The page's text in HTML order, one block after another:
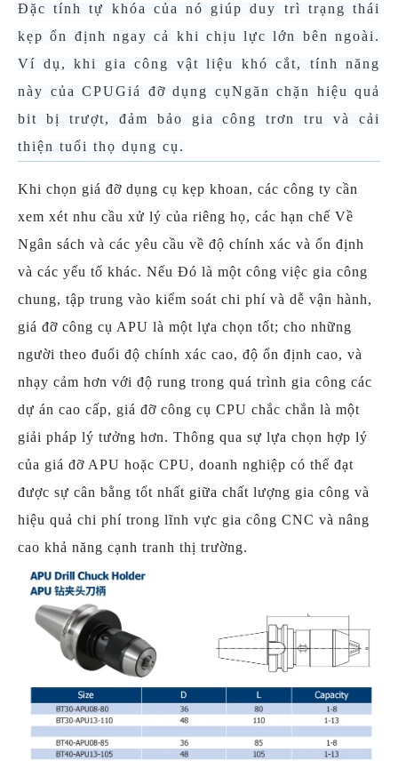
Đặc tính tự khóa của nó giúp duy trì trạng thái
kẹp ổn định ngay cả khi chịu lực lớn bên ngoài.
Ví dụ, khi gia công vật liệu khó cắt, tính năng
này của CPUGiá đỡ dụng cụNgăn chặn hiệu quả
bit bị trượt, đảm bảo gia công trơn tru và cải
thiện tuổi thọ dụng cụ.
Khi chọn giá đỡ dụng cụ kẹp khoan, các công ty cần
xem xét nhu cầu xử lý của riêng họ, các hạn chế Về
Ngân sách và các yêu cầu về độ chính xác và ổn định
và các yếu tố khác. Nếu Đó là một công việc gia công
chung, tập trung vào kiểm soát chi phí và dễ vận hành,
giá đỡ công cụ APU là một lựa chọn tốt; cho những
người theo đuổi độ chính xác cao, độ ổn định cao, và
nhạy cảm hơn với độ rung trong quá trình gia công các
dự án cao cấp, giá đỡ công cụ CPU chắc chắn là một
giải pháp lý tưởng hơn. Thông qua sự lựa chọn hợp lý
của giá đỡ APU hoặc CPU, doanh nghiệp có thể đạt
được sự cân bằng tốt nhất giữa chất lượng gia công và
hiệu quả chi phí trong lĩnh vực gia công CNC và nâng
cao khả năng cạnh tranh thị trường.